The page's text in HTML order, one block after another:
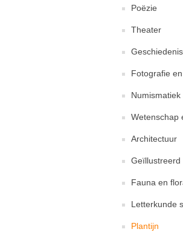
Poëzie
Theater
Geschiedenis
Fotografie
Numismatiek
Wetenschap
Architectuur
Geïllustreerd
Fauna en
Letterkunde
Plantijn